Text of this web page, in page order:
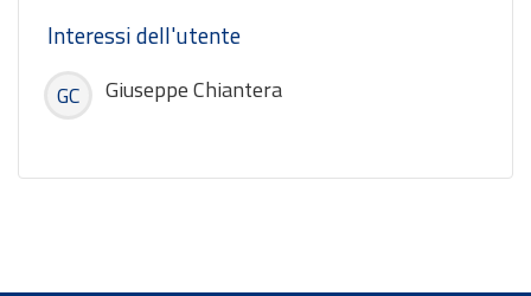
Interessi dell'utente
GC Giuseppe Chiantera